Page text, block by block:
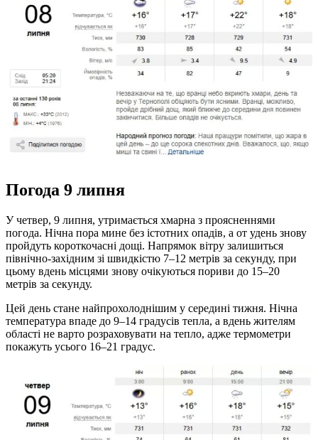
Погода 9 липня
У четвер, 9 липня, утримається хмарна з проясненнями
погода. Нічна пора мине без істотних опадів, а от удень знову
пройдуть короткочасні дощі. Напрямок вітру залишиться
північно-західним зі швидкістю 7–12 метрів за секунду, при
цьому вдень місцями знову очікуються пориви до 15–20
метрів за секунду.
Цей день стане найпрохолоднішим у середині тижня. Нічна
температура впаде до 9–14 градусів тепла, а вдень жителям
області не варто розраховувати на тепло, адже термометри
покажуть усього 16–21 градус.